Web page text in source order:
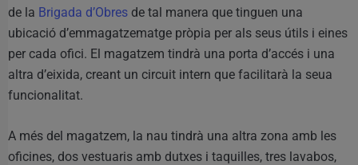
de la Brigada d’Obres de tal manera que tinguen una
ubicació d’emmagatzematge pròpia per als seus útils i eines
per cada ofici. El magatzem tindrà una porta d’accés i una
altra d’eixida, creant un circuit intern que facilitarà la seua
funcionalitat.
A més del magatzem, la nau tindrà una altra zona amb les
oficines, dos vestuaris amb dutxes i taquilles, tres lavabos,